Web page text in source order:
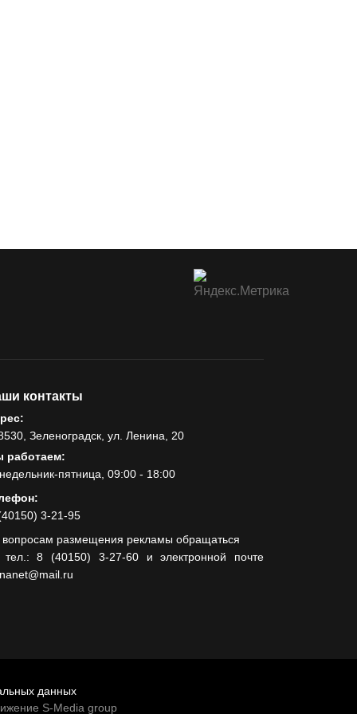
контакты
Зеленоградск, ул. Ленина, 20
работаем:
пятница, 09:00 - 18:00
3-21-95
размещения рекламы обращаться
тел.: 8 (40150) 3-27-60 и электронной почте
данных
S-Media group